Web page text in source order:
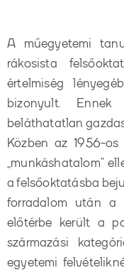
A műegyetemi
rákosista
értelmiség
bizonyult. Ennek
beláthatatlan
Közben az 1956-
„munkáshatalom”
a felsőoktatásba
forradalom után a
előtérbe került a
származási
egyetemi